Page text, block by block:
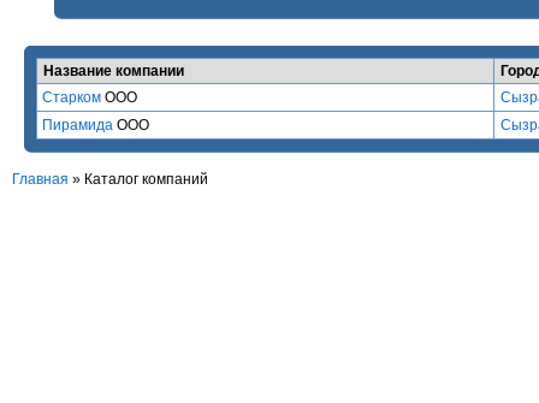
Название компании
Старком ООО
Пирамида ООО
Главная » Каталог компаний